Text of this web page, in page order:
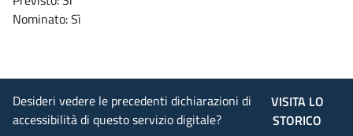
Nominato: Sì
Desideri vedere le precedenti dichiarazioni di
accessibilità di questo servizio digitale?
VISITA LO
STORICO